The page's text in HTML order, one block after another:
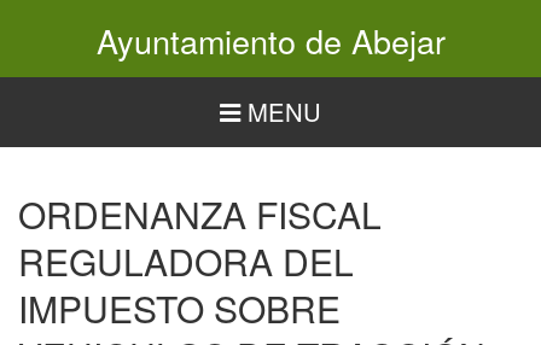
Ayuntamiento de Abejar
MENU
ORDENANZA FISCAL
REGULADORA DEL
IMPUESTO SOBRE